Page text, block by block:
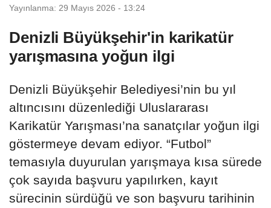
Yayınlanma: 29 Mayıs 2026 - 13:24
Denizli Büyükşehir'in karikatür
yarışmasına yoğun ilgi
Denizli Büyükşehir Belediyesi’nin bu yıl
altıncısını düzenlediği Uluslararası
Karikatür Yarışması’na sanatçılar yoğun ilgi
göstermeye devam ediyor. “Futbol”
temasıyla duyurulan yarışmaya kısa sürede
çok sayıda başvuru yapılırken, kayıt
sürecinin sürdüğü ve son başvuru tarihinin